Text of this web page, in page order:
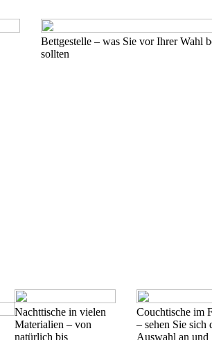
Bettgestelle – was Sie vor Ihrer Wahl
sollten
Nachttische in vielen
Materialien – von
natürlich bis
Couchtische im
– sehen Sie sich
Auswahl an und